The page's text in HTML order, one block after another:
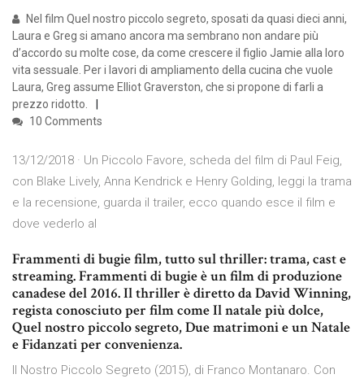
Nel film Quel nostro piccolo segreto, sposati da quasi dieci anni,
Laura e Greg si amano ancora ma sembrano non andare più
d’accordo su molte cose, da come crescere il figlio Jamie alla loro
vita sessuale. Per i lavori di ampliamento della cucina che vuole
Laura, Greg assume Elliot Graverston, che si propone di farli a
prezzo ridotto.
10 Comments
13/12/2018 · Un Piccolo Favore, scheda del film di Paul Feig,
con Blake Lively, Anna Kendrick e Henry Golding, leggi la trama
e la recensione, guarda il trailer, ecco quando esce il film e
dove vederlo al
Frammenti di bugie film, tutto sul thriller: trama, cast e
streaming. Frammenti di bugie è un film di produzione
canadese del 2016. Il thriller è diretto da David Winning,
regista conosciuto per film come Il natale più dolce,
Quel nostro piccolo segreto, Due matrimoni e un Natale
e Fidanzati per convenienza.
Il Nostro Piccolo Segreto (2015), di Franco Montanaro. Con